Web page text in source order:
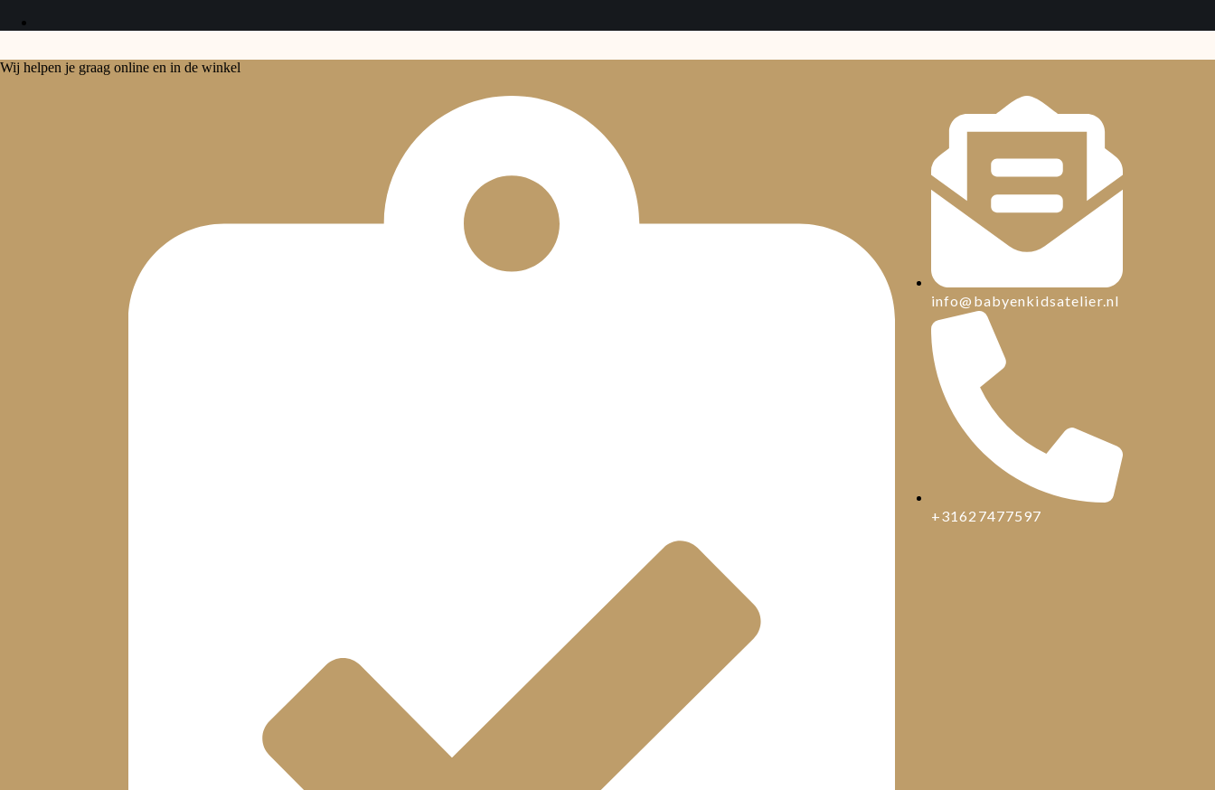
Wij helpen je graag online en in de winkel
info@babyenkidsatelier.nl
+31627477597